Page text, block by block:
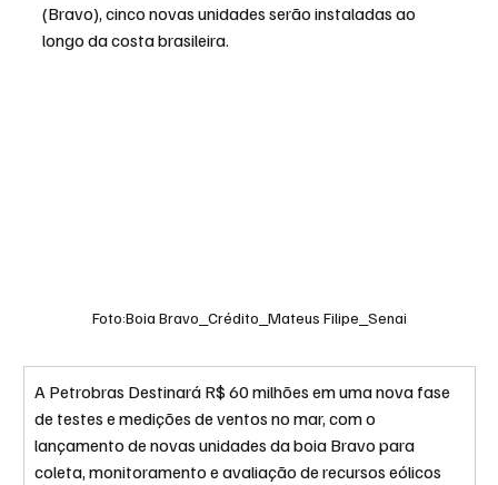
(Bravo), cinco novas unidades serão instaladas ao
longo da costa brasileira.
Foto:Boia Bravo_Crédito_Mateus Filipe_Senai
A Petrobras Destinará R$ 60 milhões em uma nova fase
de testes e medições de ventos no mar, com o
lançamento de novas unidades da boia Bravo para
coleta, monitoramento e avaliação de recursos eólicos